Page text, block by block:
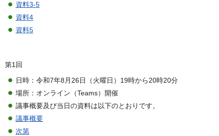
資料3-5
資料4
資料5
第1回
日時：令和7年8月26日（火曜日）19時から20時20分
場所：オンライン（Teams）開催
議事概要及び当日の資料は以下のとおりです。
議事概要
次第